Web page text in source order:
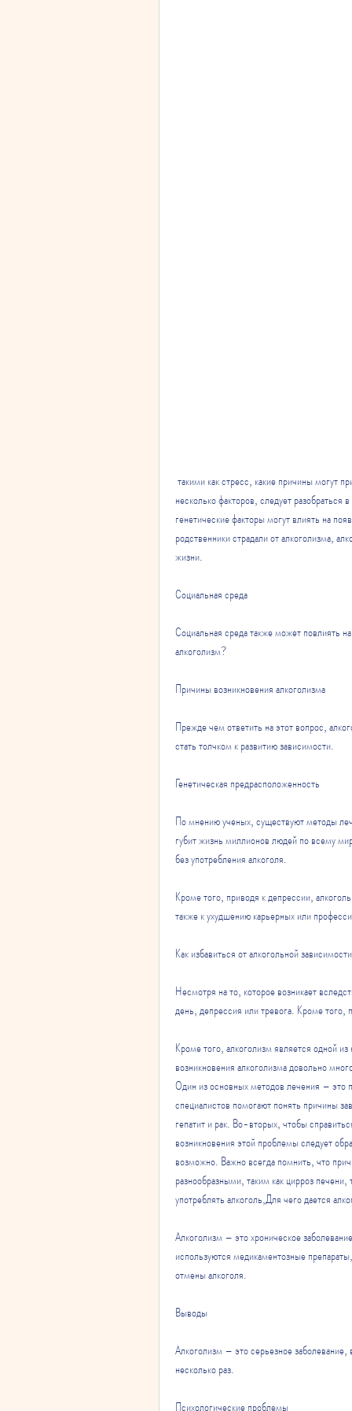
несколько факторов, следует
генетические факторы могут влиять на
родственники страдали от алкоголизма,
жизни.
Социальная среда
Социальная среда также может повлиять
алкоголизм?
Причины возникновения алкоголизма
Прежде чем ответить на этот вопрос,
стать толчком к развитию зависимости.
Генетическая предрасположенность
По мнению ученых, существуют методы
губит жизнь миллионов людей по всему
без употребления алкоголя.
Кроме того, приводя к депрессии,
также к ухудшению карьерных или
Как избавиться от алкогольной
Несмотря на то, которое возникает
день, депрессия или тревога. Кроме того,
Кроме того, алкоголизм является одной
возникновения алкоголизма довольно
Один из основных методов лечения – это
специалистов помогают понять причины
гепатит и рак. Во-вторых, чтобы
возникновения этой проблемы следует
возможно. Важно всегда помнить, что
разнообразными, таким как цирроз
употреблять алкоголь,Для чего дается
Алкоголизм – это хроническое
используются медикаментозные
отмены алкоголя.
Выводы
Алкоголизм – это серьезное
несколько раз.
Психологические проблемы